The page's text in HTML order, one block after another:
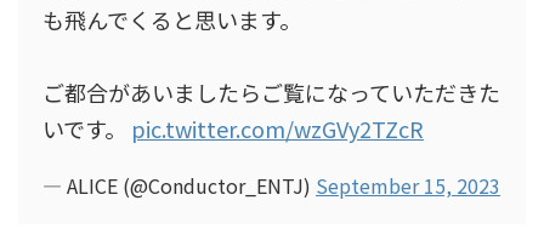
も飛んでくると思います。
ご都合があいましたらご覧になっていただきた
いです。 pic.twitter.com/wzGVy2TZcR
— ALICE (@Conductor_ENTJ) September 15, 2023